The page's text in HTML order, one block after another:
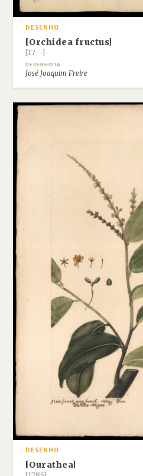
DESENHO
[Orchidea fructus]
[17--]
DESENHISTA
José Joaquim Freire
DESENHO
[Ourathea]